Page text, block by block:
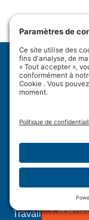
Politique de
Politique en
Conditions
Travail forcé